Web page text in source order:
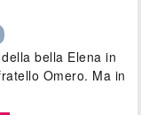
bella Elena in
Omero. Ma in